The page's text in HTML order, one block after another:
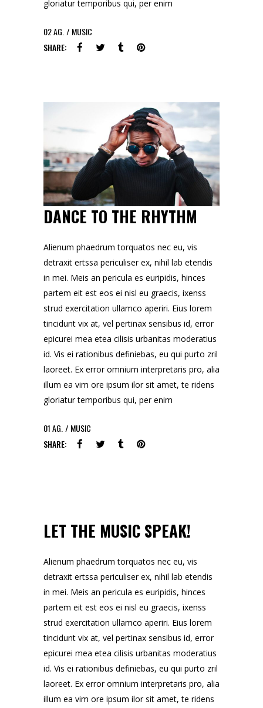
gloriatur temporibus qui, per enim
02AG.
MUSIC
SHARE:
DANCE TO THE RHYTHM
Alienum phaedrum torquatos nec eu, vis
detraxit ertssa periculiser ex, nihil lab etendis
in mei. Meis an pericula es euripidis, hinces
partem eit est eos ei nisl eu graecis, ixenss
strud exercitation ullamco aperiri. Eius lorem
tincidunt vix at, vel pertinax sensibus id, error
epicurei mea etea cilisis urbanitas moderatius
id. Vis ei rationibus definiebas, eu qui purto zril
laoreet. Ex error omnium interpretaris pro, alia
illum ea vim ore ipsum ilor sit amet, te ridens
gloriatur temporibus qui, per enim
01AG.
MUSIC
SHARE:
LET THE MUSIC SPEAK!
Alienum phaedrum torquatos nec eu, vis
detraxit ertssa periculiser ex, nihil lab etendis
in mei. Meis an pericula es euripidis, hinces
partem eit est eos ei nisl eu graecis, ixenss
strud exercitation ullamco aperiri. Eius lorem
tincidunt vix at, vel pertinax sensibus id, error
epicurei mea etea cilisis urbanitas moderatius
id. Vis ei rationibus definiebas, eu qui purto zril
laoreet. Ex error omnium interpretaris pro, alia
illum ea vim ore ipsum ilor sit amet, te ridens